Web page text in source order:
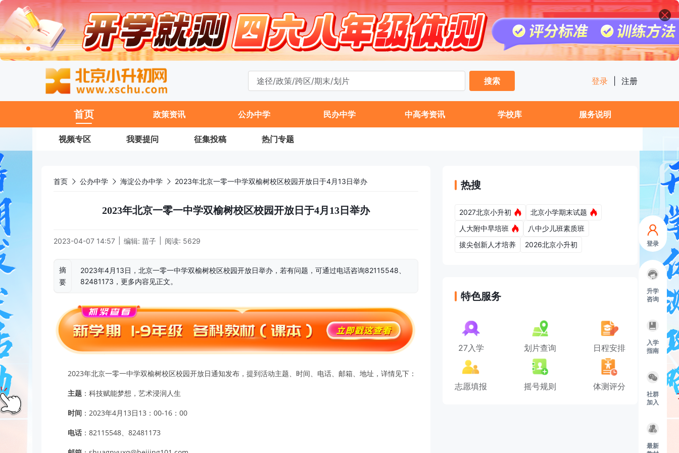
登录
升学
咨询
入学
指南
社群
加入
最新
搜索
登录 注册
首页 政策资讯 公办中学 民办中学 中高考资讯 学校库 服务说明
视频专区 我要提问 征集投稿 热门专题
首页 公办中学 海淀公办中学 2023年北京一零一中学双榆树校区校园开放日于4月13日举办
2023年北京一零一中学双榆树校区校园开放日于4月13日举办
2023-04-07 14:57 编辑: 苗子 阅读: 5629
摘
要
2023年4月13日，北京一零一中学双榆树校区校园开放日举办，若有问题，可通过电话咨询82115548、
82481173，更多内容见正文。
2023年北京一零一中学双榆树校区校园开放日通知发布，提到活动主题、时间、电话、邮箱、地址，详情见下：
主题 ：科技赋能梦想，艺术浸润人生
时间 ：2023年4月13日13：00-16：00
电话 ：82115548、82481173
热搜
2027北京小升初
北京小学期末试题
人大附中早培班
八中少儿班素质班
拔尖创新人才培养
2026北京小升初
特色服务
27入学 划片查询 日程安排
志愿填报 摇号规则 体测评分